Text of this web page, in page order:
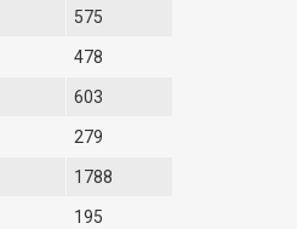
575
478
603
279
1788
195